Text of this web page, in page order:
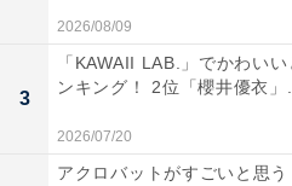
1位：御用邸チーズケーキ
2026/08/09
3
「KAWAII LAB.」でかわい
ンキング！ 2位「櫻井優衣」
2026/07/20
アクロバットがすごいと思